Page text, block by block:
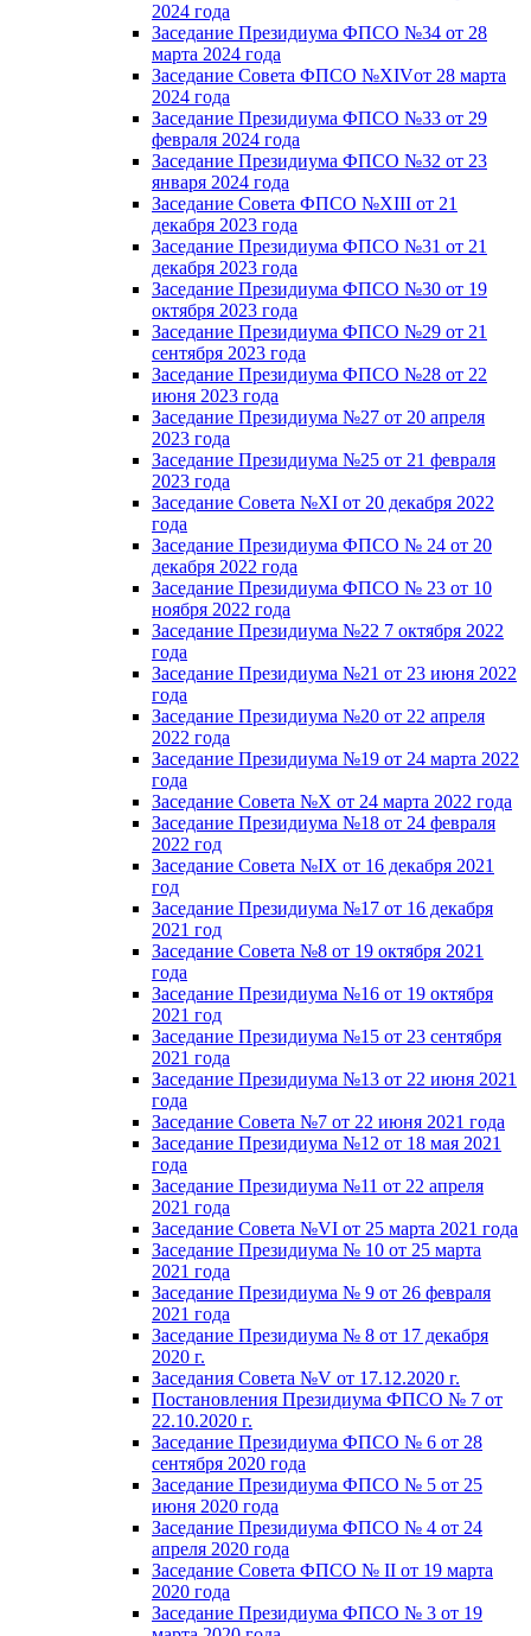
2024 года
Заседание Президиума ФПСО №34 от 28
марта 2024 года
Заседание Совета ФПСО №XIVот 28 марта
2024 года
Заседание Президиума ФПСО №33 от 29
февраля 2024 года
Заседание Президиума ФПСО №32 от 23
января 2024 года
Заседание Совета ФПСО №XIII от 21
декабря 2023 года
Заседание Президиума ФПСО №31 от 21
декабря 2023 года
Заседание Президиума ФПСО №30 от 19
октября 2023 года
Заседание Президиума ФПСО №29 от 21
сентября 2023 года
Заседание Президиума ФПСО №28 от 22
июня 2023 года
Заседание Президиума №27 от 20 апреля
2023 года
Заседание Президиума №25 от 21 февраля
2023 года
Заседание Совета №XI от 20 декабря 2022
года
Заседание Президиума ФПСО № 24 от 20
декабря 2022 года
Заседание Президиума ФПСО № 23 от 10
ноября 2022 года
Заседание Президиума №22 7 октября 2022
года
Заседание Президиума №21 от 23 июня 2022
года
Заседание Президиума №20 от 22 апреля
2022 года
Заседание Президиума №19 от 24 марта 2022
года
Заседание Совета №X от 24 марта 2022 года
Заседание Президиума №18 от 24 февраля
2022 год
Заседание Совета №IX от 16 декабря 2021
год
Заседание Президиума №17 от 16 декабря
2021 год
Заседание Совета №8 от 19 октября 2021
года
Заседание Президиума №16 от 19 октября
2021 год
Заседание Президиума №15 от 23 сентября
2021 года
Заседание Президиума №13 от 22 июня 2021
года
Заседание Совета №7 от 22 июня 2021 года
Заседание Президиума №12 от 18 мая 2021
года
Заседание Президиума №11 от 22 апреля
2021 года
Заседание Совета №VI от 25 марта 2021 года
Заседание Президиума № 10 от 25 марта
2021 года
Заседание Президиума № 9 от 26 февраля
2021 года
Заседание Президиума № 8 от 17 декабря
2020 г.
Заседания Совета №V от 17.12.2020 г.
Постановления Президиума ФПСО № 7 от
22.10.2020 г.
Заседание Президиума ФПСО № 6 от 28
сентября 2020 года
Заседание Президиума ФПСО № 5 от 25
июня 2020 года
Заседание Президиума ФПСО № 4 от 24
апреля 2020 года
Заседание Совета ФПСО № II от 19 марта
2020 года
Заседание Президиума ФПСО № 3 от 19